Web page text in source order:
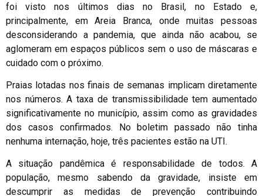
foi visto nos últimos dias no Brasil, no Estado e,
principalmente, em Areia Branca, onde muitas pessoas
desconsiderando a pandemia, que ainda não acabou, se
aglomeram em espaços públicos sem o uso de máscaras e
cuidado com o próximo.
Praias lotadas nos finais de semanas implicam diretamente
nos números. A taxa de transmissibilidade tem aumentado
significativamente no município, assim como as gravidades
dos casos confirmados. No boletim passado não tinha
nenhuma internação, hoje, três pacientes estão na UTI.
A situação pandêmica é responsabilidade de todos. A
população, mesmo sabendo da gravidade, insiste em
descumprir as medidas de prevenção contribuindo